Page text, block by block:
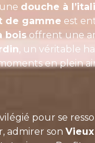
douche à
de gamme est
bois offrent une
, un véritable
en plein
pour se
admirer son